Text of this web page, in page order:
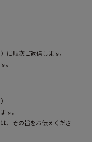
に順次ご返信します。
。
す。
、その旨をお伝えくださ